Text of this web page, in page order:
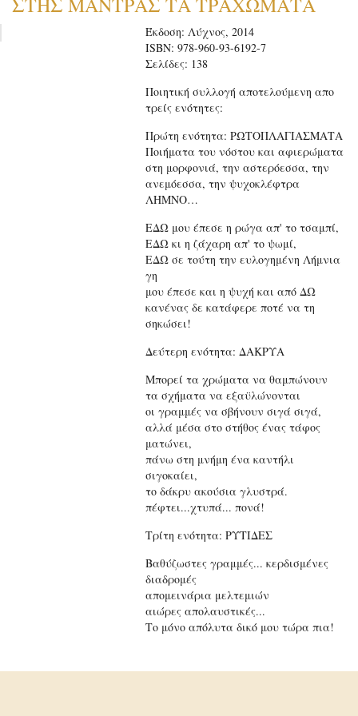
Έκδοση: Λύχνος, 2014
ISBN: 978-960-93-6192-7
Σελίδες: 138
Ποιητική συλλογή αποτελούμενη απο
τρείς ενότητες:
Πρώτη ενότητα: ΡΩΤΟΠΛΑΓΙΑΣΜΑΤΑ
Ποιήματα του νόστου και αφιερώματα
στη μορφονιά, την αστερόεσσα, την
ανεμόεσσα, την ψυχοκλέφτρα
ΛΗΜΝΟ…
ΕΔΩ μου έπεσε η ρώγα απ' το τσαμπί,
ΕΔΩ κι η ζάχαρη απ' το ψωμί,
ΕΔΩ σε τούτη την ευλογημένη Λήμνια
γη
μου έπεσε και η ψυχή και από ΔΩ
κανένας δε κατάφερε ποτέ να τη
σηκώσει!
Δεύτερη ενότητα: ΔΑΚΡΥΑ
Μπορεί τα χρώματα να θαμπώνουν
τα σχήματα να εξαϋλώνονται
οι γραμμές να σβήνουν σιγά σιγά,
αλλά μέσα στο στήθος ένας τάφος
ματώνει,
πάνω στη μνήμη ένα καντήλι
σιγοκαίει,
το δάκρυ ακούσια γλυστρά.
πέφτει...χτυπά... πονά!
Τρίτη ενότητα: ΡΥΤΙΔΕΣ
Βαθύζωστες γραμμές... κερδισμένες
διαδρομές
απομεινάρια μελτεμιών
αιώρες απολαυστικές...
Το μόνο απόλυτα δικό μου τώρα πια!